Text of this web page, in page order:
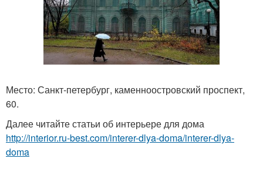
Место: Санкт-петербург, каменноостровский проспект,
60.
Далее читайте статьи об интерьере для дома
http://interior.ru-best.com/interer-dlya-doma/interer-dlya-
doma